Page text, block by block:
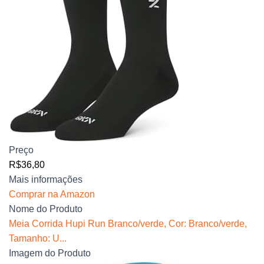
Preço
R$36,80
Mais informações
Comprar na Amazon
Nome do Produto
Meia Corrida Hupi Run Branco/verde, Cor: Branco/verde,
Tamanho: U...
Imagem do Produto